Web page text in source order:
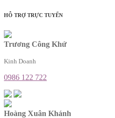
HỖ TRỢ TRỰC TUYẾN
Trương Công Khứ
Kinh Doanh
0986 122 722
Hoàng Xuân Khánh